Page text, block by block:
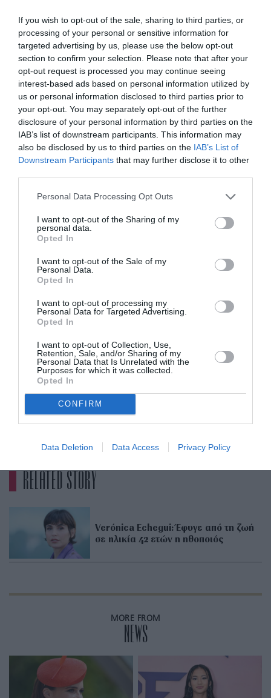
If you wish to opt-out of the sale, sharing to third parties, or
processing of your personal or sensitive information for
targeted advertising by us, please use the below opt-out
section to confirm your selection. Please note that after your
opt-out request is processed you may continue seeing
interest-based ads based on personal information utilized by
us or personal information disclosed to third parties prior to
your opt-out. You may separately opt-out of the further
disclosure of your personal information by third parties on the
IAB’s list of downstream participants. This information may
also be disclosed by us to third parties on the IAB’s List of
Downstream Participants that may further disclose it to other
Personal Data Processing Opt Outs
I want to opt-out of the Sharing of my
personal data.
Opted In
I want to opt-out of the Sale of my
Personal Data.
Opted In
I want to opt-out of processing my
Personal Data for Targeted Advertising.
Opted In
I want to opt-out of Collection, Use,
Retention, Sale, and/or Sharing of my
Personal Data that Is Unrelated with the
Purposes for which it was collected.
Opted In
CONFIRM
Data Deletion Data Access Privacy Policy
Στο ίδιο φεστιβάλ βρέθηκαν και οι Macaulay
Culkin με την Brenda Song, που έκαναν μια
σπάνια κοινή εμφάνιση ως ζευγάρι. Ήταν
γλυκές στιγμές στο κόκκινο χαλί
απολαμβάνοντας τη ζωντάνια της εκδήλωσης.
RELATED STORY
Verónica Echegui: Έφυγε από τη ζωή
σε ηλικία 42 ετών η ηθοποιός
MORE FROM
NEWS